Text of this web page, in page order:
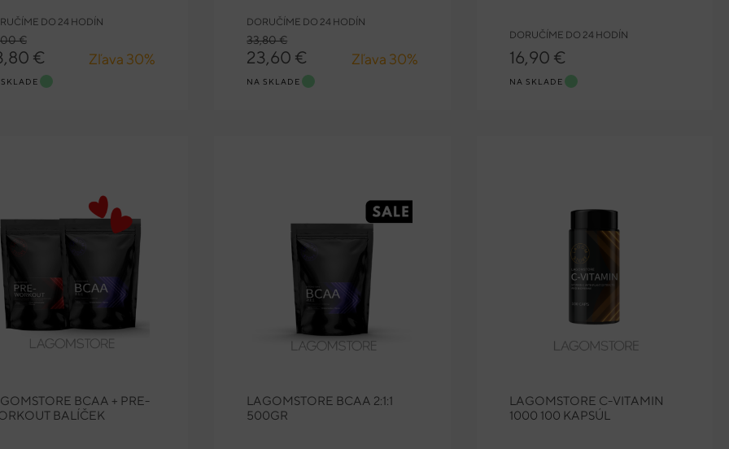
Zľava 30%
DO 24 HODÍN
€
€ Zľava 30%
DORUČÍME DO 24 HODÍN
33,80 €
23,60 €
NA SKLADE
DORUČÍME DO 24 HODÍN
16,90 €
NA SKLADE
BCAA + PRE-
BALÍČEK
LAGOMSTORE BCAA 2:1:1
500GR
LAGOMSTORE C-VITAMIN
1000 100 KAPSÚL